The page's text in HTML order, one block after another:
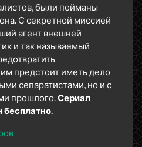
были пойманы
С секретной миссией
агент внешней
и так называемый
предстоит иметь дело
сепаратистами, но и с
прошлого.Сериал
бесплатно.